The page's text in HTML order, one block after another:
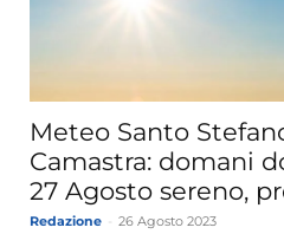
Meteo Santo
Camastra: domani
27 Agosto sereno,
Redazione 26 Agosto 2023